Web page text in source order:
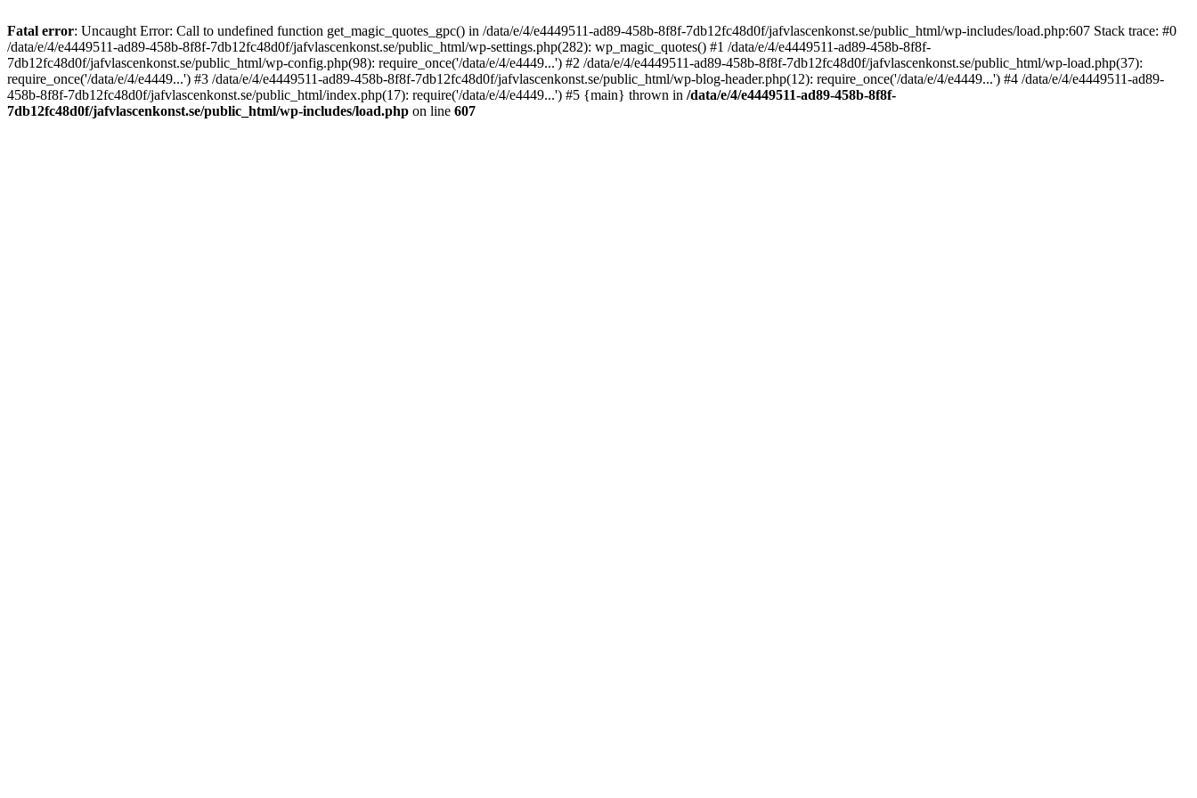
Fatal error: Uncaught Error: Call to undefined function get_magic_quotes_gpc() in /data/e/4/e4449511-ad89-458b-8f8f-7db12fc48d0f/jafvlascenkonst.se/public_html/wp-includes/load.php:607 Stack trace: #0
/data/e/4/e4449511-ad89-458b-8f8f-7db12fc48d0f/jafvlascenkonst.se/public_html/wp-settings.php(282): wp_magic_quotes() #1 /data/e/4/e4449511-ad89-458b-8f8f-
7db12fc48d0f/jafvlascenkonst.se/public_html/wp-config.php(98): require_once('/data/e/4/e4449...') #2 /data/e/4/e4449511-ad89-458b-8f8f-7db12fc48d0f/jafvlascenkonst.se/public_html/wp-load.php(37):
require_once('/data/e/4/e4449...') #3 /data/e/4/e4449511-ad89-458b-8f8f-7db12fc48d0f/jafvlascenkonst.se/public_html/wp-blog-header.php(12): require_once('/data/e/4/e4449...') #4 /data/e/4/e4449511-ad89-
458b-8f8f-7db12fc48d0f/jafvlascenkonst.se/public_html/index.php(17): require('/data/e/4/e4449...') #5 {main} thrown in /data/e/4/e4449511-ad89-458b-8f8f-
7db12fc48d0f/jafvlascenkonst.se/public_html/wp-includes/load.php on line 607